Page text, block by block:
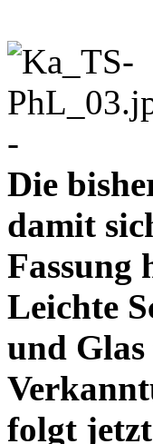
-
Die
damit
Fassung
Leichte
und Glas
folgt